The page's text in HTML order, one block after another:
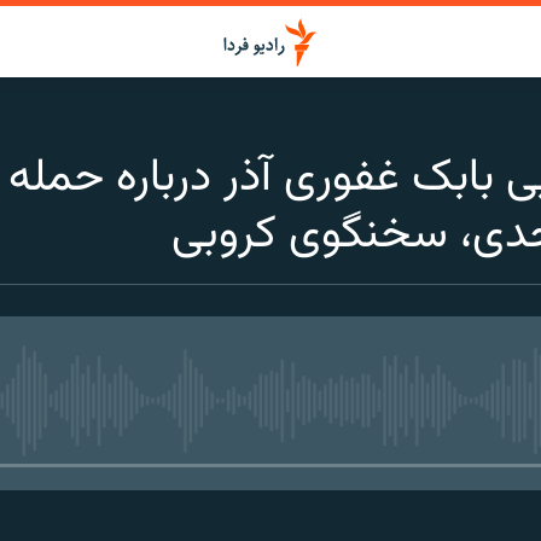
بابک غفوری آذر درباره
سخنگوی کروبی